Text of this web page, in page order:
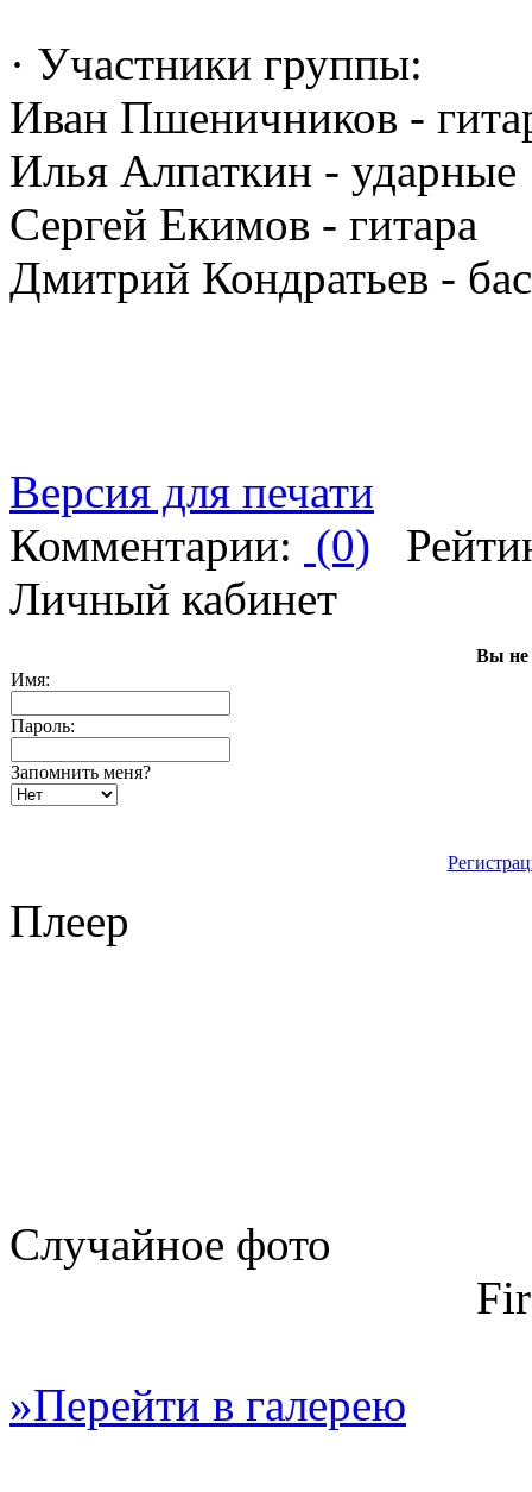
· Участники группы:
Иван Пшеничников -
Илья Алпаткин - ударные
Сергей Екимов - гитара
Дмитрий Кондратьев -
Версия для печати
Комментарии: (0)
Личный кабинет
Вы не
Имя:
Пароль:
Запомнить меня?
Плеер
Случайное фото
»Перейти в галерею